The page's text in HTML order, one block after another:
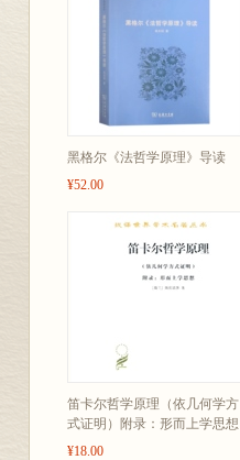
黑格尔《法哲学原理》导读
¥52.00
笛卡尔哲学原理（依几何学方
式证明）附录：形而上学思想
¥18.00